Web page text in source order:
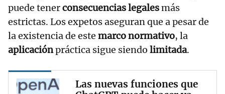
puede tenerconsecuencias legalesmás
estrictas. Los expetos aseguran que a pesar de
la existencia de este marco normativo, la
aplicaciónpráctica sigue siendo limitada.
Las nuevas funciones que